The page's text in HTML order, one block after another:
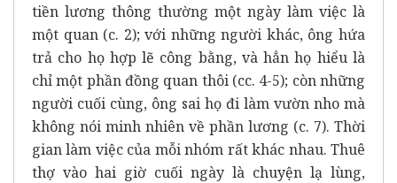
tiền lương thông thường một ngày làm việc là
một quan (c. 2); với những người khác, ông hứa
trả cho họ hợp lẽ công bằng, và hẳn họ hiểu là
chỉ một phần đồng quan thôi (cc. 4-5); còn những
người cuối cùng, ông sai họ đi làm vườn nho mà
không nói minh nhiên về phần lương (c. 7). Thời
gian làm việc của mỗi nhóm rất khác nhau. Thuê
thợ vào hai giờ cuối ngày là chuyện lạ lùng,